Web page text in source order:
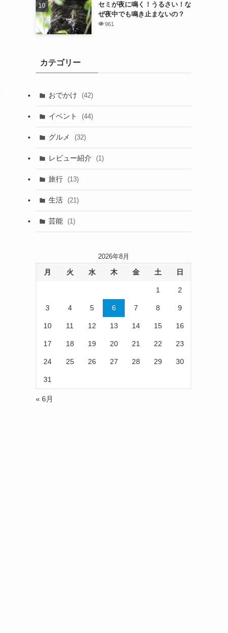
セミが夜に鳴く！うるさい！な
ぜ夜中でも鳴き止まないの？
961
カテゴリー
おでかけ (42)
イベント (44)
グルメ (32)
レビュー紹介 (1)
旅行 (13)
生活 (21)
芸能 (1)
2026年8月
月 火 水 木 金 土 日
1 2
3 4 5 6 7 8 9
10 11 12 13 14 15 16
17 18 19 20 21 22 23
24 25 26 27 28 29 30
31
« 6月